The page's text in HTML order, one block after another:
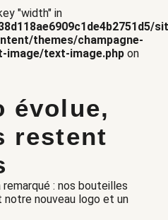
"width" in
themes/champagne-
text-image.php on
évolue,
restent
: nos bouteilles
nouveau logo et un